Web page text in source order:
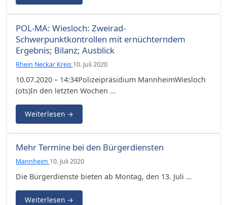
POL-MA: Wiesloch: Zweirad-
Schwerpunktkontrollen mit ernüchterndem
Ergebnis; Bilanz; Ausblick
Rhein Neckar Kreis 10. Juli 2020
10.07.2020 – 14:34Polizeipräsidium MannheimWiesloch
(ots)In den letzten Wochen …
Weiterlesen →
Mehr Termine bei den Bürgerdiensten
Mannheim 10. Juli 2020
Die Bürgerdienste bieten ab Montag, den 13. Juli …
Weiterlesen →